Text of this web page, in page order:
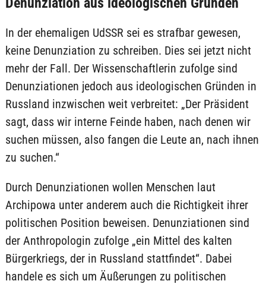
In der ehemaligen UdSSR sei es strafbar gewesen,
keine Denunziation zu schreiben. Dies sei jetzt nicht
mehr der Fall. Der Wissenschaftlerin zufolge sind
Denunziationen jedoch aus ideologischen Gründen in
Russland inzwischen weit verbreitet: „Der Präsident
sagt, dass wir interne Feinde haben, nach denen wir
suchen müssen, also fangen die Leute an, nach ihnen
zu suchen.“
Durch Denunziationen wollen Menschen laut
Archipowa unter anderem auch die Richtigkeit ihrer
politischen Position beweisen. Denunziationen sind
der Anthropologin zufolge „ein Mittel des kalten
Bürgerkriegs, der in Russland stattfindet“. Dabei
handele es sich um Äußerungen zu politischen